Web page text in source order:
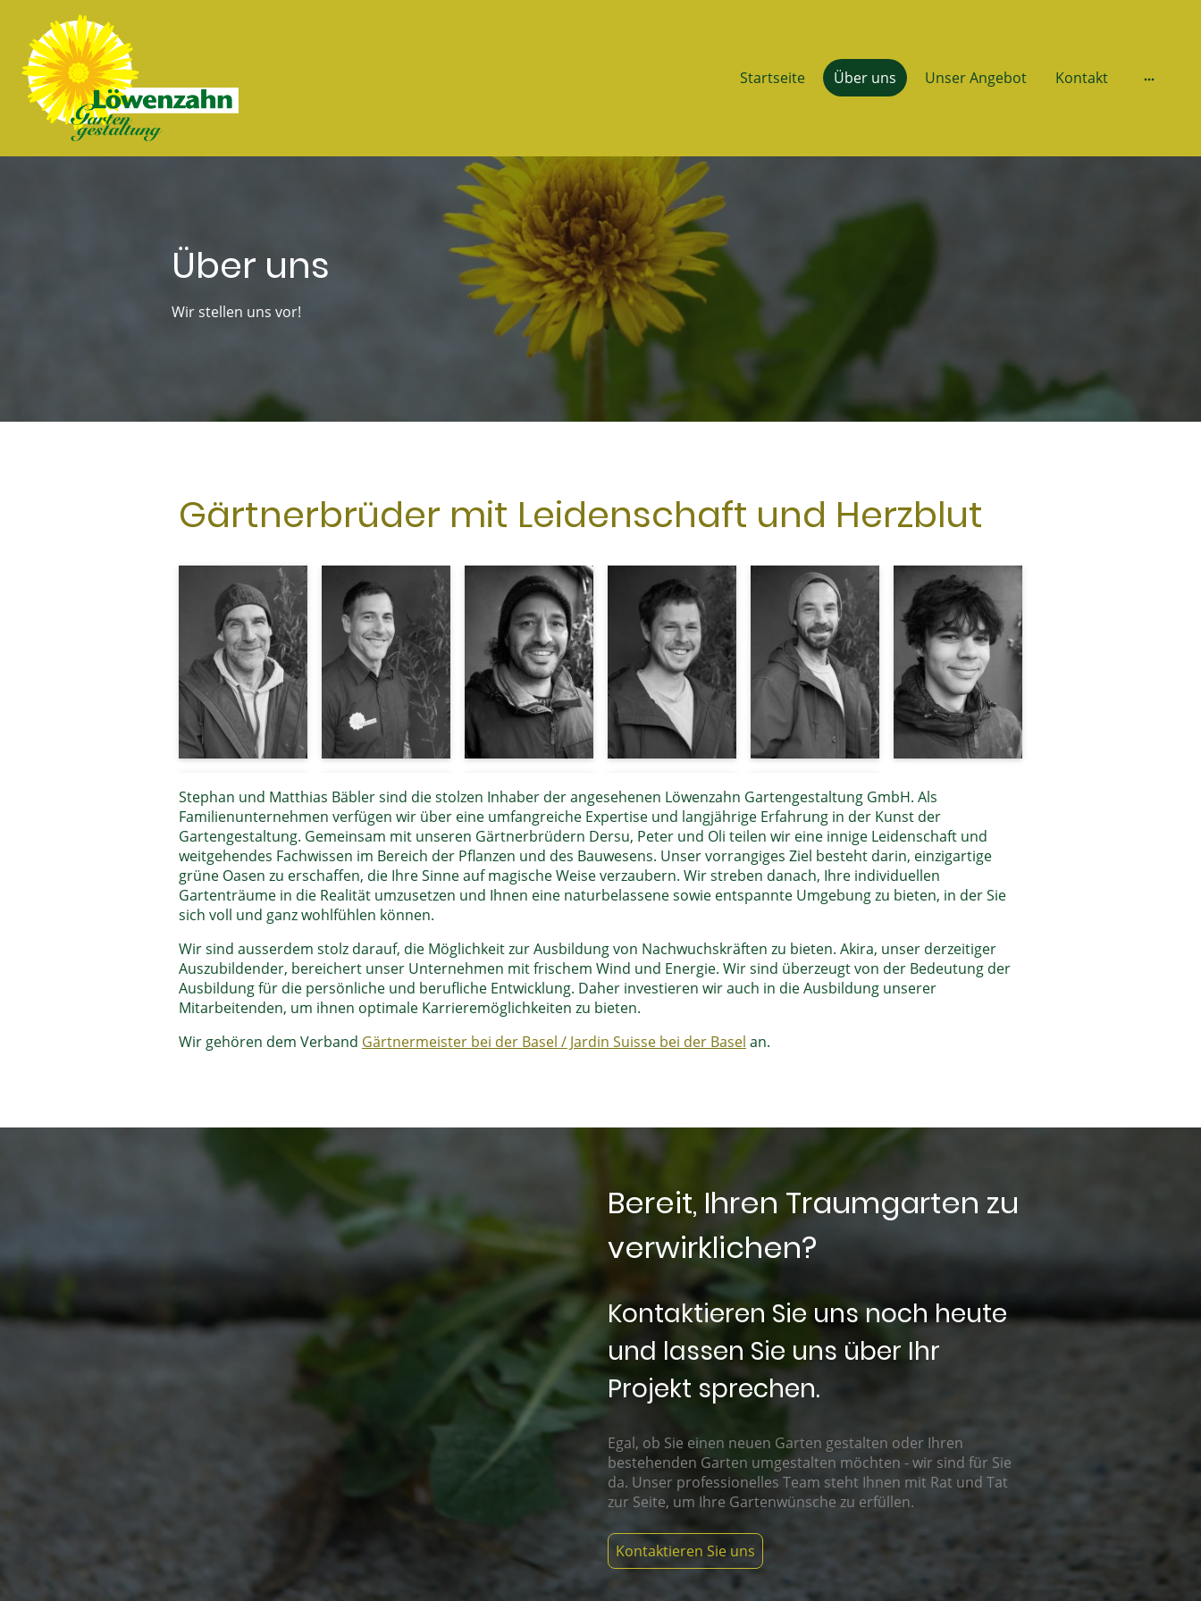
Startseite Über uns Unser Angebot Kontakt
Über uns
Wir stellen uns vor!
Gärtnerbrüder mit Leidenschaft und Herzblut
Stephan und Matthias Bäbler sind die stolzen Inhaber der angesehenen Löwenzahn Gartengestaltung GmbH. Als
Familienunternehmen verfügen wir über eine umfangreiche Expertise und langjährige Erfahrung in der Kunst der
Gartengestaltung. Gemeinsam mit unseren Gärtnerbrüdern Dersu, Peter und Oli teilen wir eine innige Leidenschaft und
weitgehendes Fachwissen im Bereich der Pflanzen und des Bauwesens. Unser vorrangiges Ziel besteht darin, einzigartige
grüne Oasen zu erschaffen, die Ihre Sinne auf magische Weise verzaubern. Wir streben danach, Ihre individuellen
Gartenträume in die Realität umzusetzen und Ihnen eine naturbelassene sowie entspannte Umgebung zu bieten, in der Sie
sich voll und ganz wohlfühlen können.
Wir sind ausserdem stolz darauf, die Möglichkeit zur Ausbildung von Nachwuchskräften zu bieten. Akira, unser derzeitiger
Auszubildender, bereichert unser Unternehmen mit frischem Wind und Energie. Wir sind überzeugt von der Bedeutung der
Ausbildung für die persönliche und berufliche Entwicklung. Daher investieren wir auch in die Ausbildung unserer
Mitarbeitenden, um ihnen optimale Karrieremöglichkeiten zu bieten.
Wir gehören dem Verband Gärtnermeister bei der Basel / Jardin Suisse bei der Basel an.
Bereit, Ihren Traumgarten zu
verwirklichen?
Kontaktieren Sie uns noch heute
und lassen Sie uns über Ihr
Projekt sprechen.
Egal, ob Sie einen neuen Garten gestalten oder Ihren
bestehenden Garten umgestalten möchten - wir sind für Sie
da. Unser professionelles Team steht Ihnen mit Rat und Tat
zur Seite, um Ihre Gartenwünsche zu erfüllen.
Kontaktieren Sie uns